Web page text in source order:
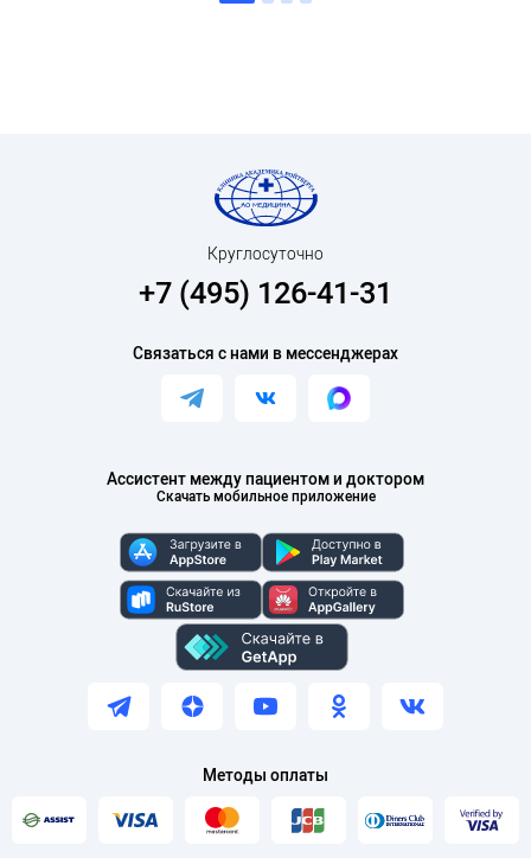
Ассистент между пациентом и доктором
Скачать мобильное приложение
Круглосуточно
+7 (495) 126-41-31
Связаться с нами в мессенджерах
Методы оплаты